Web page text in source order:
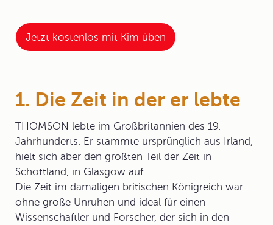
Jetzt kostenlos mit Kim üben
1. Die Zeit in der er lebte
THOMSON lebte im Großbritannien des 19.
Jahrhunderts. Er stammte ursprünglich aus Irland,
hielt sich aber den größten Teil der Zeit in
Schottland, in Glasgow auf.
Die Zeit im damaligen britischen Königreich war
ohne große Unruhen und ideal für einen
Wissenschaftler und Forscher, der sich in den